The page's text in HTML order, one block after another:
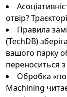
отвір?
Правила
(TechDB)
вашого парку
переноситься
Обробка «по
Machining